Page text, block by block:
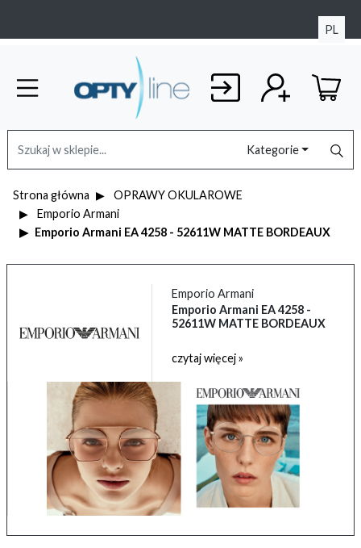
PL
Kategorie
Strona główna
OPRAWY OKULAROWE
Emporio Armani
Emporio Armani EA 4258 - 52611W MATTE BORDEAUX
Emporio Armani
Emporio Armani EA 4258 -
52611W MATTE BORDEAUX
czytaj więcej »